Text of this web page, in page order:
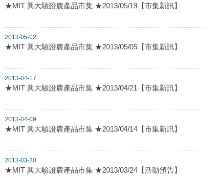
★MIT 興大驗證農產品市集 ★2013/05/19【市集新訊】
2013-05-02
★MIT 興大驗證農產品市集 ★2013/05/05【市集新訊】
2013-04-17
★MIT 興大驗證農產品市集 ★2013/04/21【市集新訊】
2013-04-09
★MIT 興大驗證農產品市集 ★2013/04/14【市集新訊】
2013-03-20
★MIT 興大驗證農產品市集 ★2013/03/24【活動預告】